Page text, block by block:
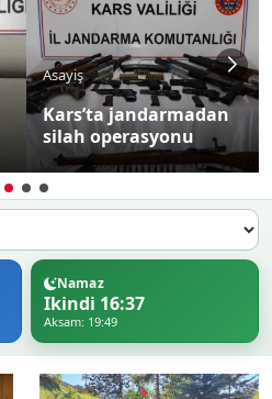
Asayiş
Kars’ta jandarmadan
silah operasyonu
Namaz
Ikindi 16:37
Aksam: 19:49